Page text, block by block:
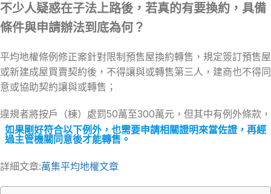
不少人疑惑在子法上路後，若真的有要換約，具備
條件與申請辦法到底為何？
平均地權條例修正案針對限制預售屋換約轉售，規定簽訂預售屋
或新建成屋買賣契約後，不得讓與或轉售第三人，建商也不得同
意或協助契約讓與或轉售；
違規者將按戶（棟）處罰50萬至300萬元，但其中有例外條款，
如果剛好符合以下例外，也需要申請相關證明來當佐證，再經
過主管機關同意後才能轉售。
詳細文章:萬集平均地權文章